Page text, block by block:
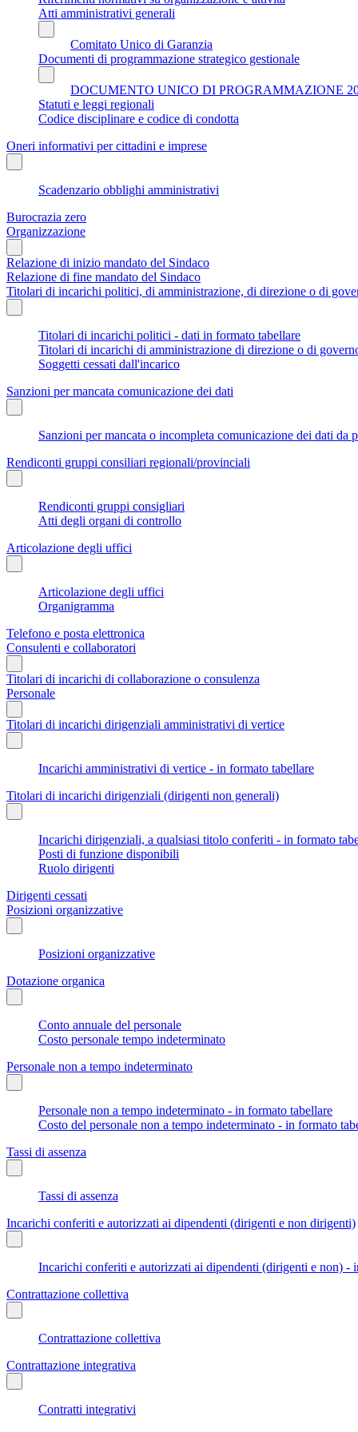
Atti amministrativi generali
Comitato Unico di Garanzia
Documenti di programmazione strategico gestionale
DOCUMENTO UNICO DI PROGRAMMAZIONE
Statuti e leggi regionali
Codice disciplinare e codice di condotta
Oneri informativi per cittadini e imprese
Scadenzario obblighi amministrativi
Burocrazia zero
Organizzazione
Relazione di inizio mandato del Sindaco
Relazione di fine mandato del Sindaco
Titolari di incarichi politici, di amministrazione, di direzione o di
Titolari di incarichi politici - dati in formato tabellare
Titolari di incarichi di amministrazione di direzione o di
Soggetti cessati dall'incarico
Sanzioni per mancata comunicazione dei dati
Sanzioni per mancata o incompleta comunicazione dei dati
Rendiconti gruppi consiliari regionali/provinciali
Rendiconti gruppi consigliari
Atti degli organi di controllo
Articolazione degli uffici
Articolazione degli uffici
Organigramma
Telefono e posta elettronica
Consulenti e collaboratori
Titolari di incarichi di collaborazione o consulenza
Personale
Titolari di incarichi dirigenziali amministrativi di vertice
Incarichi amministrativi di vertice - in formato tabellare
Titolari di incarichi dirigenziali (dirigenti non generali)
Incarichi dirigenziali, a qualsiasi titolo conferiti - in formato
Posti di funzione disponibili
Ruolo dirigenti
Dirigenti cessati
Posizioni organizzative
Posizioni organizzative
Dotazione organica
Conto annuale del personale
Costo personale tempo indeterminato
Personale non a tempo indeterminato
Personale non a tempo indeterminato - in formato tabellare
Costo del personale non a tempo indeterminato - in formato
Tassi di assenza
Tassi di assenza
Incarichi conferiti e autorizzati ai dipendenti (dirigenti e non dirigenti)
Incarichi conferiti e autorizzati ai dipendenti (dirigenti e non) -
Contrattazione collettiva
Contrattazione collettiva
Contrattazione integrativa
Contratti integrativi